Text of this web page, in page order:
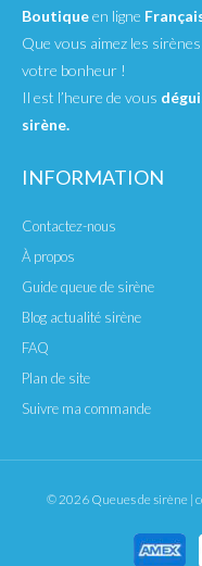
Boutiqueen ligne
Que vous aimez les
votre bonheur !
Il est l’heure de vous
sirène.
INFORMATION
Contactez-nous
À propos
Guide queue de sirène
Blog actualité sirène
FAQ
Plan de site
Suivre ma commande
© 2026 Queues de sirène |